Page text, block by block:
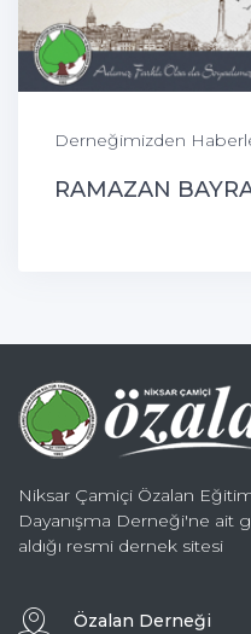
Derneğimizden
RAMAZAN
Niksar Çamiçi Özalan
Dayanışma Derneği'ne ait
aldığı resmi dernek sitesi
Özalan Derneği